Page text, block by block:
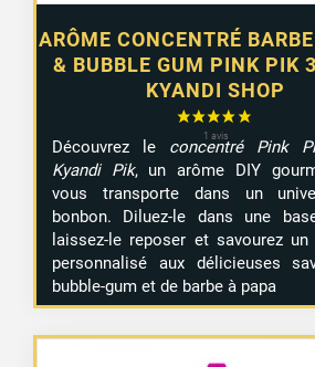
ARÔME CONCENTRÉ
& BUBBLE GUM PINK PIK
KYANDI SHOP
Découvrez le concentré Pink
Kyandi Pik, un arôme DIY
vous transporte dans un
bonbon. Diluez-le dans une
laissez-le reposer et savourez un
personnalisé aux délicieuses
bubble-gum et de barbe à papa